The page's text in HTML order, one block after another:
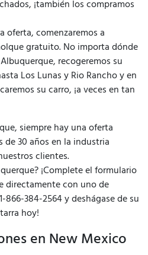
¡también los compramos
oferta, comenzaremos a
gratuito. No importa dónde
recogeremos su
Los Lunas y Rio Rancho y en
su carro, ¡a veces en tan
siempre hay una oferta
de 30 años en la industria
clientes.
¡Complete el formulario
directamente con uno de
866-384-2564 y deshágase de su
hoy!
en New Mexico